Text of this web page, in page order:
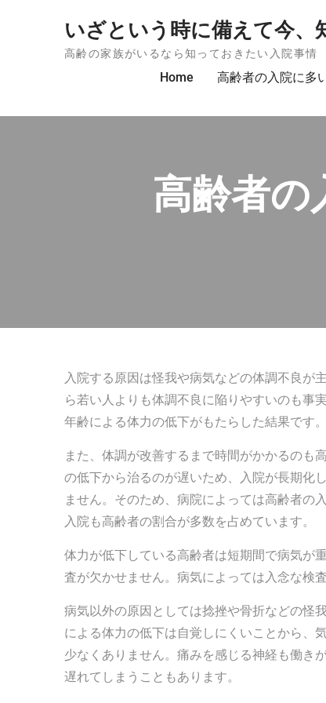
いざという時に備えて今、
高齢の家族がいるなら知っておきたい入院事情
Home 高齢者の入院に多
高齢者の
入院する原因は怪我や病気などの体調不良が
ら若い人よりも体調不良に陥りやすいのも事
年齢による体力の低下がもたらした結果です。
また、体調が改善するまで時間がかかるのも
の低下から治るのが遅いため、入院が長期化
ません。そのため、病院によっては高齢者の
入院も高齢者の割合が多数を占めています。
体力が低下している高齢者は短期間で病気が
査が欠かせません。病気によっては入念な検
病気以外の原因としては捻挫や骨折などの怪
による体力の低下は自覚しにくいことから、
少なくありません。痛みを感じる神経も働き
遅れてしまうこともあります。